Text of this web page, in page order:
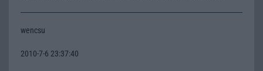
wencsu
2010-7-6 23:37:40